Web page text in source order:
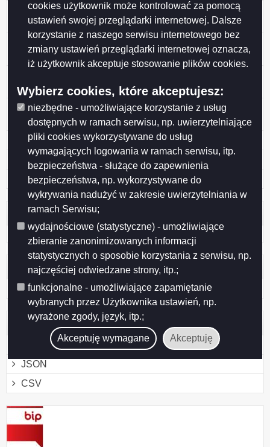
cookies użytkownik może kontrolować za pomocą
ustawień swojej przeglądarki internetowej. Dalsze
korzystanie z naszego serwisu internetowego bez
zmiany ustawień przeglądarki internetowej oznacza,
iż użytkownik akceptuje stosowanie plików cookies.
Wybierz cookies, które akceptujesz:
niezbędne - umożliwiające korzystanie z usług
dostępnych w ramach serwisu, np. uwierzytelniające
pliki cookies wykorzystywane do usług
wymagających logowania w ramach serwisu, itp.
bezpieczeństwa - służące do zapewnienia
bezpieczeństwa, np. wykorzystywane do
wykrywania nadużyć w zakresie uwierzytelniania w
ramach Serwisu;
wydajnościowe (statystyczne) - umożliwiające
zbieranie zanonimizowanych informacji
statystycznych o sposobie korzystania z serwisu, np.
najczęściej odwiedzane strony, itp.;
funkcjonalne - umożliwiające zapamiętanie
wybranych przez Użytkownika ustawień, np.
wyrażone zgody, język, itp.;
Akceptuję wymagane Akceptuję
8 Zezwolenie na usunięcie drzewa z terenu działki
geod. nr 21857 przy ul. Reymonta
6 Zezwolenie na usunięcie drzew z terenu przy ul.
Wojska Polskiego 29
141 ROD im. Konopnickiej przy ul. Lotniczej
4 Zezwolenie na usunięcie 8 drzew z terenu przy ul.
Przemysłowej 2E
3 Fabryka Mebli „FORTE”
2 „MALOW” Spółka z o.o.
1 "GAB-TRANS" Józef Gaber
Licznik odwiedzin
Odwiedzana: 184
Administracja
Zaloguj się
Otwarte dane
JSON
CSV